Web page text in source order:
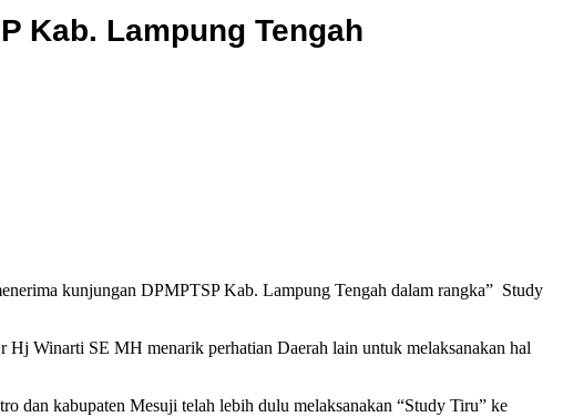
Kab. Lampung Tengah
kunjungan DPMPTSP Kab. Lampung Tengah dalam rangka” Study
Hj Winarti SE MH menarik perhatian Daerah lain untuk melaksanakan hal
dan kabupaten Mesuji telah lebih dulu melaksanakan “Study Tiru” ke